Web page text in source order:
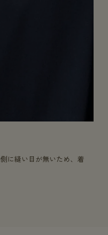
に縫い目が無いため、着